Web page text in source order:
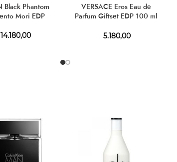
Black Phantom
Mori EDP
14.180,00
VERSACE Eros Eau de
Parfum Giftset EDP 100 ml
5.180,00